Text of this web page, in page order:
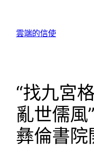
雲端的信使
“找九宮
亂世儒風
彝倫書院